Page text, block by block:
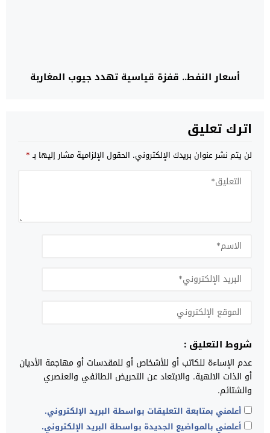
أسعار النفط.. قفزة قياسية تهدد جيوب المغاربة
اترك تعليق
لن يتم نشر عنوان بريدك الإلكتروني. الحقول الإلزامية مشار إليها بـ*
شروط التعليق :
عدم الإساءة للكاتب أو للأشخاص أو للمقدسات أو مهاجمة الأديان
أو الذات الالهية. والابتعاد عن التحريض الطائفي والعنصري
والشتائم.
أعلمني بمتابعة التعليقات بواسطة البريد الإلكتروني.
أعلمني بالمواضيع الجديدة بواسطة البريد الإلكتروني.